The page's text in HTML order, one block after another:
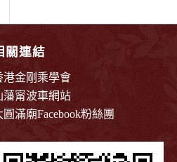
關連結
港金剛乘學會
藩甯波車網站
圓滿廟Facebook粉絲團